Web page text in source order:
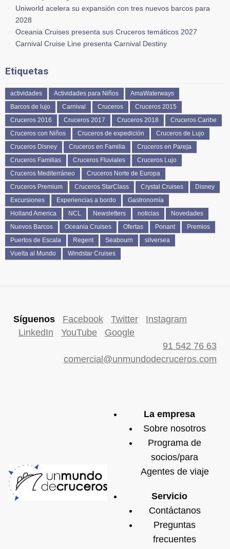
Uniworld acelera su expansión con tres nuevos barcos para
2028
Oceania Cruises presenta sus Cruceros temáticos 2027
Carnival Cruise Line presenta Carnival Destiny
Etiquetas
actividades Actividades para Niños
AmaWaterways
Barcos de lujo
Carnival Cruceros
Cruceros 2015
Cruceros 2016
Cruceros 2017 Cruceros 2018
Cruceros Caribe
Cruceros con Niños
Cruceros de expedición
Cruceros de Lujo
Cruceros Disney
Cruceros en Familia
Cruceros en Pareja
Cruceros Familias
Cruceros Fluviales
Cruceros Lujo
Cruceros Mediterráneo
Cruceros Norte de Europa
Cruceros Premium
Cruceros StarClass Crystal Cruises
Disney
Excursiones
Experiencias a bordo
Gastronomía
Holland America
NCL Newsletters noticias
Novedades
Nuevos Barcos
Oceania Cruises Ofertas Ponant
Premios
Puertos de Escala
Regent Seabourn
silversea
Vuelta al Mundo
Windstar Cruises
Síguenos Facebook Twitter
Instagram
LinkedIn
YouTube
Google
91 542 76 63
comercial@unmundodecruceros.com
La empresa
Sobre nosotros
Programa de
socios/para
Agentes de viaje
Servicio
Contáctanos
Preguntas
frecuentes